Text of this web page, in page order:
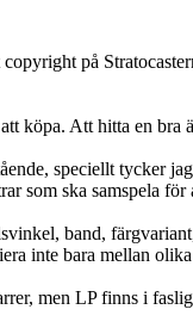
på
köpa. Att hitta en bra
speciellt tycker
som ska samspela
band,
inte bara mellan
men LP finns i